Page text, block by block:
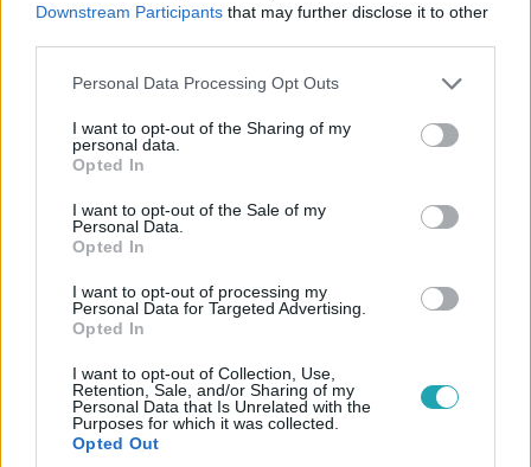
Downstream Participants that may further disclose it to other
Please note that this website/app uses one or more Google
not limited to your visit or usage behaviour. You may click to
grant or deny consent to Google and its third-party tags to
use your data for below specified purposes in below Google
consent section.
Personal Data Processing Opt Outs
I want to opt-out of the Sharing of my
personal data.
Opted In
I want to opt-out of the Sale of my
Personal Data.
Opted In
I want to opt-out of processing my
Personal Data for Targeted Advertising.
Opted In
I want to opt-out of Collection, Use,
Retention, Sale, and/or Sharing of my
Personal Data that Is Unrelated with the
Purposes for which it was collected.
Opted Out
2025. október 26. 13:34
Pszichológia: Ennyi ideig tart, mire tényleg túljutsz
az exeden
Egy pszichológiai kutatás szerint akár nyolc évig is
és mi lassítja – az elengedést.
0:30